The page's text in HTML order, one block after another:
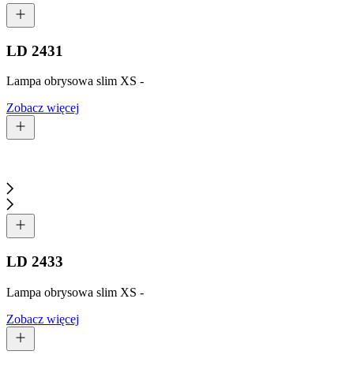
LD 2431
Lampa obrysowa slim XS -
Zobacz więcej
LD 2433
Lampa obrysowa slim XS -
Zobacz więcej